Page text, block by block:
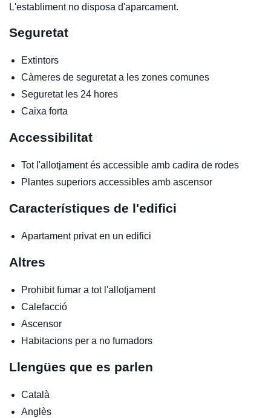
L'establiment no disposa d'aparcament.
Seguretat
Extintors
Càmeres de seguretat a les zones comunes
Seguretat les 24 hores
Caixa forta
Accessibilitat
Tot l'allotjament és accessible amb cadira de rodes
Plantes superiors accessibles amb ascensor
Característiques de l'edifici
Apartament privat en un edifici
Altres
Prohibit fumar a tot l'allotjament
Calefacció
Ascensor
Habitacions per a no fumadors
Llengües que es parlen
Català
Anglès